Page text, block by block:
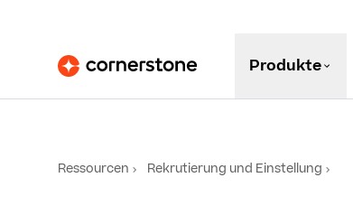
Produkte
Ressourcen Rekrutierung und Einstellung